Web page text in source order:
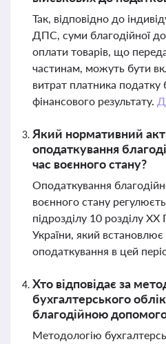
Так, відповідно до
ДПС, суми благодійної
оплати товарів, що
частинам, можуть бути
витрат платника податку
фінансового результату.
Який нормативний
оподаткування
час воєнного стану?
Оподаткування
воєнного стану
підрозділу 10 розділу
України, який встановлює
оподаткування в цей
Хто відповідає за
бухгалтерського
благодійною
Методологію